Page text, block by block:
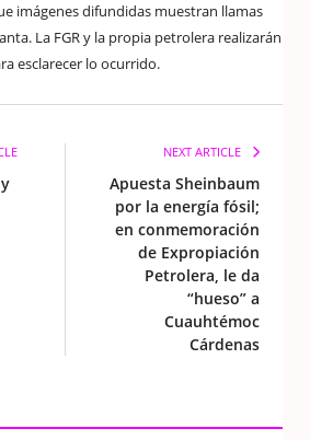
imágenes difundidas muestran llamas
La FGR y la propia petrolera realizarán
esclarecer lo ocurrido.
NEXT ARTICLE
Apuesta Sheinbaum
por la energía fósil;
en conmemoración
de Expropiación
Petrolera, le da
“hueso” a
Cuauhtémoc
Cárdenas